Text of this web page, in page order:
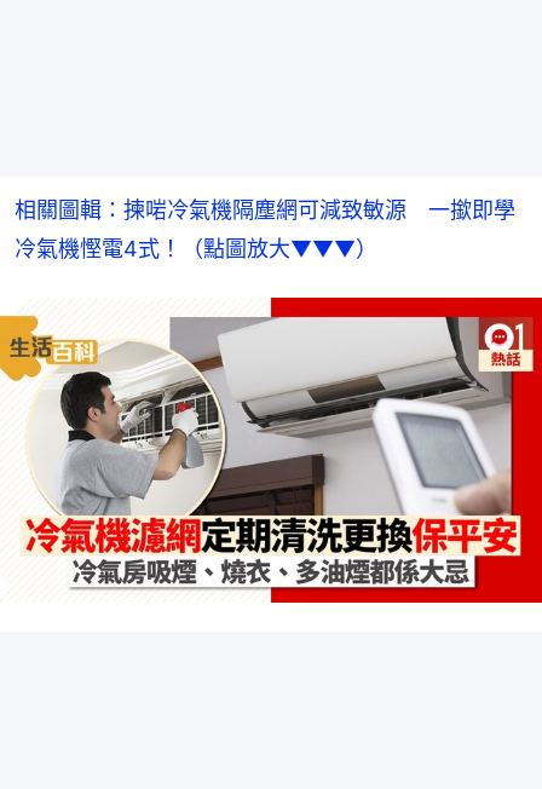
相關圖輯：揀啱冷氣機隔塵網可減致敏源　一撳即學
冷氣機慳電4式！（點圖放大▼▼▼）